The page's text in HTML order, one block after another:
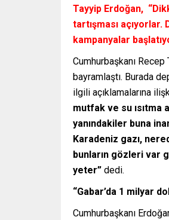
Tayyip Erdoğan,
tartışması
kampanyalar
Cumhurbaşkanı
bayramlaştı. Burada
ilgili açıklamalarına
mutfak ve su ısıtma
yanındakiler buna
Karadeniz gazı,
bunların gözleri var
yeter” dedi.
“Gabar’da 1 milyar
Cumhurbaşkanı